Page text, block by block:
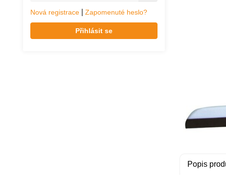
Nová registrace Zapomenuté heslo?
Přihlásit se
Popis